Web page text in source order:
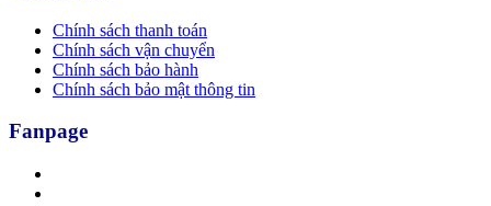
Chính sách thanh toán
Chính sách vận chuyển
Chính sách bảo hành
Chính sách bảo mật thông tin
Fanpage